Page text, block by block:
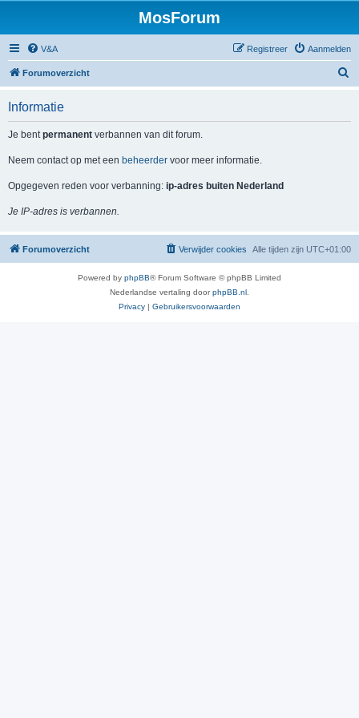
MosForum
V&A Aanmelden
Registreer
Forumoverzicht
Informatie
Je bentpermanent verbannen van dit forum.
Neem contact op met een beheerder voor meer informatie.
Opgegeven reden voor verbanning: ip-adres buiten Nederland
Je IP-adres is verbannen.
Forumoverzicht Alle tijden zijn UTC+01:00
Verwijder cookies
Powered by phpBB® Forum Software © phpBB Limited
Nederlandse vertaling doorphpBB.nl
Privacy | Gebruikersvoorwaarden